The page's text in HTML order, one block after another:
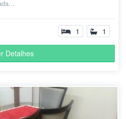
1 1
Detalhes